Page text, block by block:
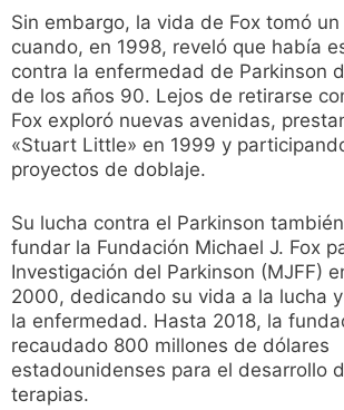
Sin embargo, la vida de Fox tomó
cuando, en 1998, reveló que había
contra la enfermedad de Parkinson
de los años 90. Lejos de retirarse
Fox exploró nuevas avenidas,
«Stuart Little» en 1999 y
proyectos de doblaje.
Su lucha contra el Parkinson
fundar la Fundación Michael J. Fox
Investigación del Parkinson (MJFF)
2000, dedicando su vida a la lucha
la enfermedad. Hasta 2018, la
recaudado 800 millones de dólares
estadounidenses para el desarrollo
terapias.